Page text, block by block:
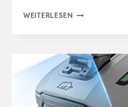
WEITERLESEN BOSCH
VISIMOW18V-
100
(FÜR
RASENFLÄCHEN